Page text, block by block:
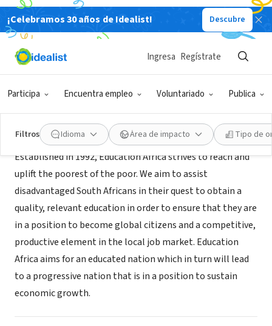
¡Celebramos 30 años de Idealist! Descubre
Participa Encuentra empleo Voluntariado Publica
Ingresa Regístrate
Filtros Idioma Área de impacto Tipo de
ORGANIZACIÓN SIN FIN DE LUCRO
Education Africa
Acerca de
Established in 1992, Education Africa strives to reach and
uplift the poorest of the poor. We aim to assist
disadvantaged South Africans in their quest to obtain a
quality, relevant education in order to ensure that they are
in a position to become global citizens and a competitive,
productive element in the local job market. Education
Africa aims for an educated nation which in turn will lead
to a progressive nation that is in a position to sustain
economic growth.